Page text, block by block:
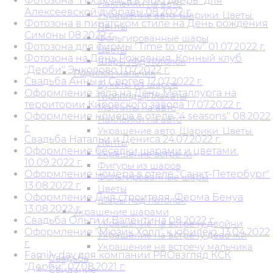
Наклейки на авто
Украшение авто. Шарики. Цветы.
Ленты
Фольгированные шары
Цветы
Шары под потолок
Родился мальчик
Букеты из шаров
Гирлянды|Плакаты
Магниты на авто
Наклейки на авто
Украшение авто. Шарики. Цветы.
Ленты
Украшение встречи
Фигуры из шаров
Фольгированные шары
Цветы
Шары под потолок
Украшение шарами
Украшение на встречу двойни
Украшение на встречу девочки
Украшение на встречу мальчика
Свадьба
Свидание
Алексеевской дубравы 08.2022 г.
Фотозона в пиратском стиле на День рождения
Симоны 08.2022 г.
Фотозона для фирмы "Time to grow" 01.07.2022 г.
Фотозона на День Рождения. Конный клуб
"Дерби" Энколово 1.07.2022 г.
Свадьба Анны и Сергея 12.07.2022 г.
Оформление зала на День Металлурга на
территории Кировского завода 17.07.2022 г.
Оформление номера в отеле "4 seasons" 08.2022
г.
Свадьба Натальи и Дениса 24.07.2022 г.
Оформление беседки шарами и цветами.
10.09.2022 г.
Оформление номера в отеле "Санкт-Петербург"
13.08.2022 г.
Оформление Дня строителя. Ферма Бенуа
13.08.2022 г.
Свадьба Ольги и Валентина 08.2022 г.
Оформление "Мюзик Холл" к юбилею. 13.04.2022
г.
Family day для компании PROвзгляд КСК
"Дерби" 07.08.2021 г.